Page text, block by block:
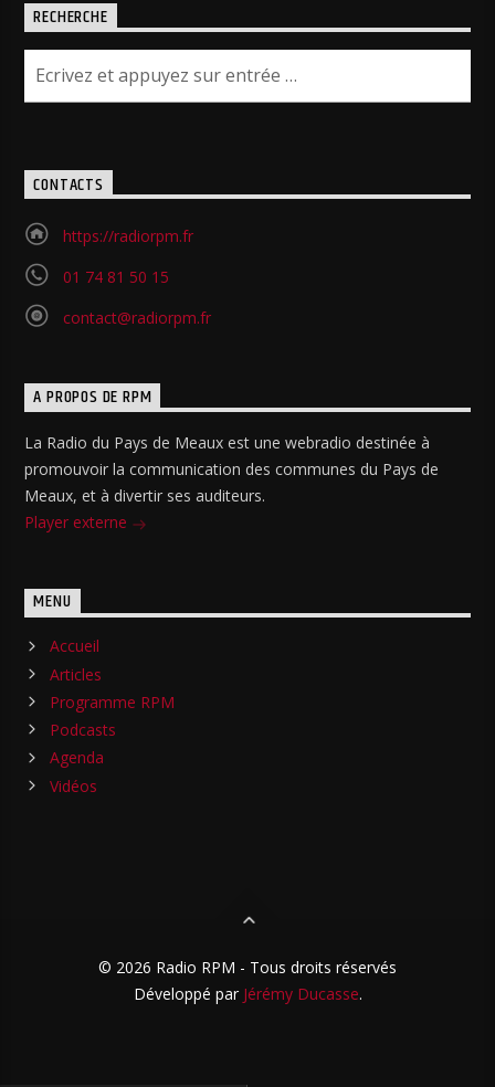
RECHERCHE
CONTACTS
https://radiorpm.fr
01 74 81 50 15
contact@radiorpm.fr
A PROPOS DE RPM
La Radio du Pays de Meaux est une webradio destinée à
promouvoir la communication des communes du Pays de
Meaux, et à divertir ses auditeurs.
Player externe
MENU
Accueil
Articles
Programme RPM
Podcasts
Agenda
Vidéos
© 2026 Radio RPM - Tous droits réservés
Développé parJérémy Ducasse.